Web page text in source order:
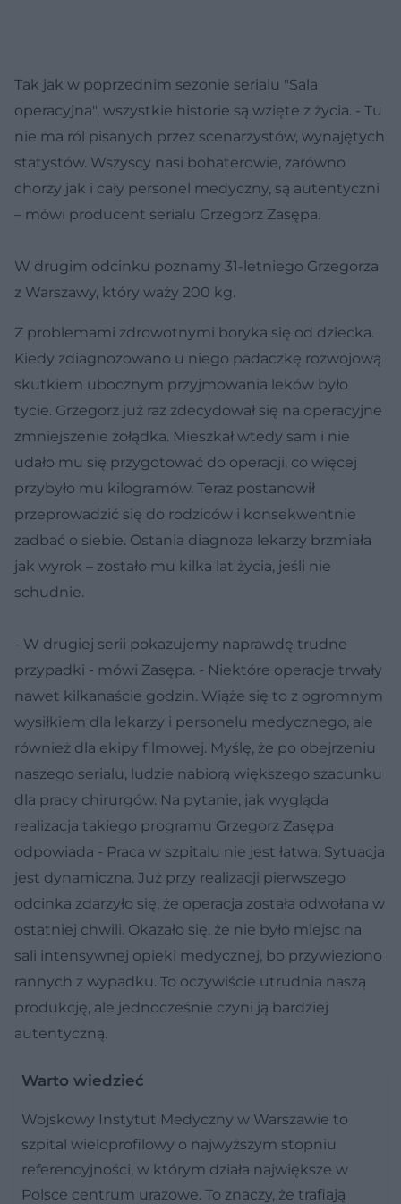
Tak jak w poprzednim sezonie serialu "Sala
operacyjna", wszystkie historie są wzięte z życia. - Tu
nie ma ról pisanych przez scenarzystów, wynajętych
statystów. Wszyscy nasi bohaterowie, zarówno
chorzy jak i cały personel medyczny, są autentyczni
– mówi producent serialu Grzegorz Zasępa.
W drugim odcinku poznamy 31-letniego Grzegorza
z Warszawy, który waży 200 kg.
Z problemami zdrowotnymi boryka się od dziecka.
Kiedy zdiagnozowano u niego padaczkę rozwojową
skutkiem ubocznym przyjmowania leków było
tycie. Grzegorz już raz zdecydował się na operacyjne
zmniejszenie żołądka. Mieszkał wtedy sam i nie
udało mu się przygotować do operacji, co więcej
przybyło mu kilogramów. Teraz postanowił
przeprowadzić się do rodziców i konsekwentnie
zadbać o siebie. Ostania diagnoza lekarzy brzmiała
jak wyrok – zostało mu kilka lat życia, jeśli nie
schudnie.
- W drugiej serii pokazujemy naprawdę trudne
przypadki - mówi Zasępa. - Niektóre operacje trwały
nawet kilkanaście godzin. Wiąże się to z ogromnym
wysiłkiem dla lekarzy i personelu medycznego, ale
również dla ekipy filmowej. Myślę, że po obejrzeniu
naszego serialu, ludzie nabiorą większego szacunku
dla pracy chirurgów. Na pytanie, jak wygląda
realizacja takiego programu Grzegorz Zasępa
odpowiada - Praca w szpitalu nie jest łatwa. Sytuacja
jest dynamiczna. Już przy realizacji pierwszego
odcinka zdarzyło się, że operacja została odwołana w
ostatniej chwili. Okazało się, że nie było miejsc na
sali intensywnej opieki medycznej, bo przywieziono
rannych z wypadku. To oczywiście utrudnia naszą
produkcję, ale jednocześnie czyni ją bardziej
autentyczną.
Warto wiedzieć
Wojskowy Instytut Medyczny w Warszawie to
szpital wieloprofilowy o najwyższym stopniu
referencyjności, w którym działa największe w
Polsce centrum urazowe. To znaczy, że trafiają